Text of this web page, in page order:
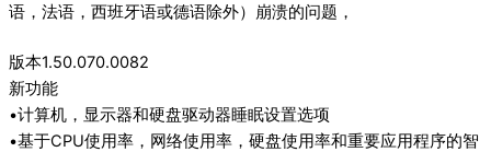
语，法语，西班牙语或德语除外）崩溃的问题，
版本1.50.070.0082
新功能
•计算机，显示器和硬盘驱动器睡眠设置选项
•基于CPU使用率，网络使用率，硬盘使用率和重要应用程序的智